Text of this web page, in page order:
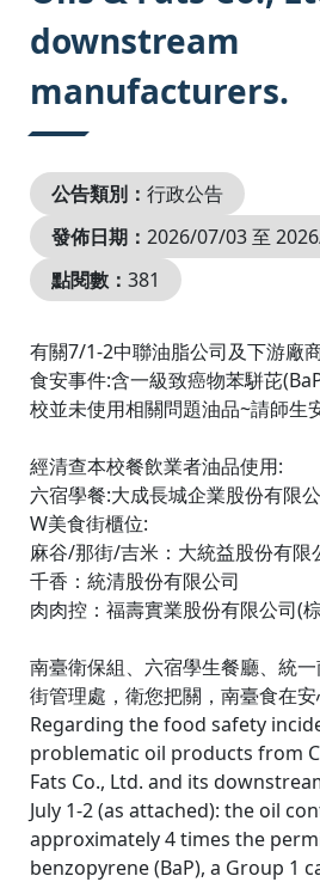
downstream
manufacturers.
公告類別： 行政公告
發佈日期： 2026/07/03 至
點閱數： 381
有關7/1-2中聯油脂公司及下游廠
食安事件:含一級致癌物苯駢芘
校並未使用相關問題油品~請師生
經清查本校餐飲業者油品使用:
六宿學餐:大成長城企業股份有限
W美食街櫃位:
麻谷/那街/吉米：大統益股份有限
千香：統清股份有限公司
肉肉控：福壽實業股份有限公司(
南臺衛保組、六宿學生餐廳、統
街管理處，衛您把關，南臺食在安
Regarding the food safety
problematic oil products from
Fats Co., Ltd. and its
July 1-2 (as attached): the oil
approximately 4 times the
benzopyrene (BaP), a Group 1